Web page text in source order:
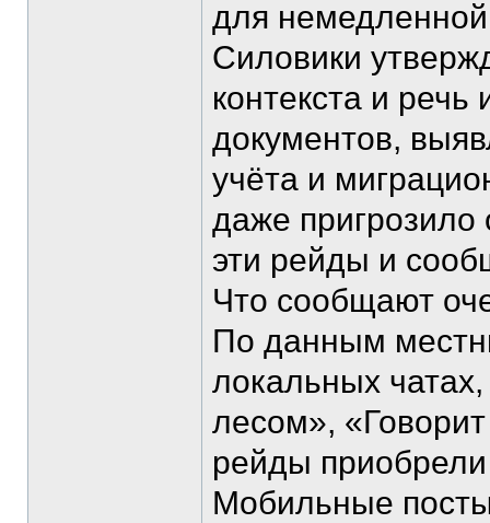
для
Силовики
контекста и
документов,
учёта и
даже пригрозило
эти рейды и
Что сообщают
По данным
локальных
лесом»,
рейды
Мобильные